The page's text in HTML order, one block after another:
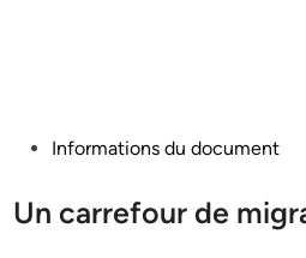
PostedInformations du document
Un carrefour de